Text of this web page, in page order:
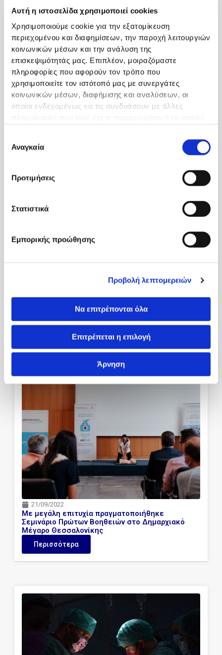
Αυτή η ιστοσελίδα χρησιμοποιεί cookies
Χρησιμοποιούμε cookie για την εξατομίκευση
περιεχομένου και διαφημίσεων, την παροχή λειτουργιών
κοινωνικών μέσων και την ανάλυση της
επισκεψιμότητάς μας. Επιπλέον, μοιραζόμαστε
πληροφορίες που αφορούν τον τρόπο που
χρησιμοποιείτε τον ιστότοπό μας με συνεργάτες
κοινωνικών μέσων, διαφήμισης και αναλύσεων, οι
οποίοι ενδεχομένως να τις συνδυάσουν με άλλες
συγκατάθεσης
Αναγκαία
Προτιμήσεις
Στατιστικά
Εμπορικής προώθησης
Προβολή λεπτομερειών
Να επιτρέπονται όλα
Επιτρέπεται η επιλογή
Άρνηση
14/10/2022
Παρουσίαση του Ρομποτικού Συστήματος MAKO
Σεμινάριο Πρώτων Βοηθειών
Περισσότερα
21/09/2022
Με μεγάλη επιτυχία πραγματοποιήθηκε
Σεμινάριο Πρώτων Βοηθειών στο Δημαρχιακό
Μέγαρο Θεσσαλονίκης
Περισσότερα